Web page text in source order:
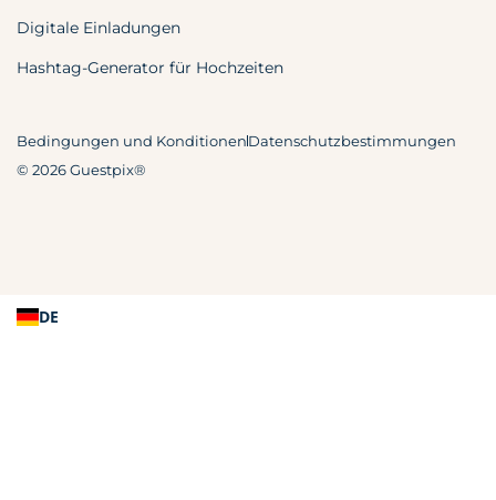
Digitale Einladungen
Hashtag-Generator für Hochzeiten
© 2026 Guestpix®
Bedingungen und KonditionenDatenschutzbestimmungen
DE